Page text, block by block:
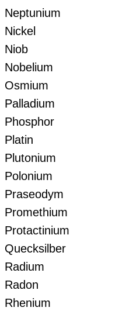
Neptunium
Nickel
Niob
Nobelium
Osmium
Palladium
Phosphor
Platin
Plutonium
Polonium
Praseodym
Promethium
Protactinium
Quecksilber
Radium
Radon
Rhenium